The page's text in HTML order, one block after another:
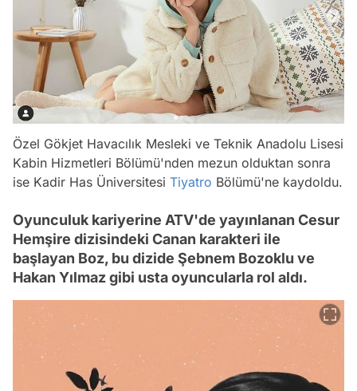
Özel Gökjet Havacılık Mesleki ve Teknik Anadolu Lisesi
Kabin Hizmetleri Bölümü'nden mezun olduktan sonra
ise Kadir Has Üniversitesi Tiyatro Bölümü'ne kaydoldu.
Oyunculuk kariyerine ATV'de yayınlanan Cesur
Hemşire dizisindeki Canan karakteri ile
başlayan Boz, bu dizide Şebnem Bozoklu ve
Hakan Yılmaz gibi usta oyuncularla rol aldı.